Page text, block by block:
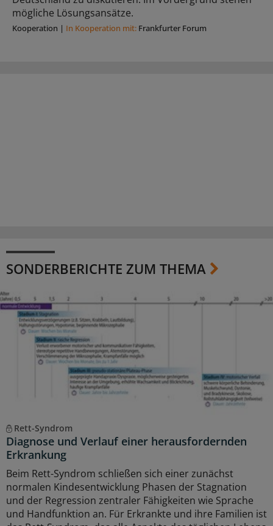
mögliche Lösungsansätze.
Kooperation | In Kooperation mit: Frankfurter Forum
SONDERBERICHTE ZUM THEMA
Rett-Syndrom
Diagnose und Verlauf einer herausfordernden
Erkrankung
Beim Rett-Syndrom schließen sich einer zunächst
normalen Kindesentwicklung Phasen der Stagnation
und der Regression zentraler Fähigkeiten wie Sprache
und Handfunktion an. Für Erkrankte und ihre Familien ist